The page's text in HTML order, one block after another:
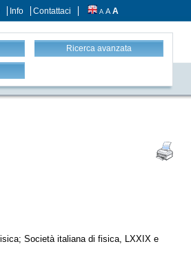
Info Contattaci A A A
Ricerca avanzata